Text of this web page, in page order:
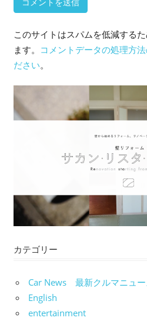
このサイトはスパムを低減する
ます。
コメントデータの処理方
ださい。
カテゴリー
Car News 最新クルマニュー
English
entertainment